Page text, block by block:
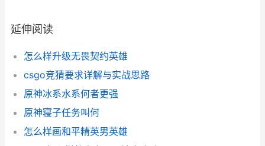
延伸阅读
怎么样升级无畏契约英雄
csgo竞猜要求详解与实战思路
原神冰系水系何者更强
原神寝子任务叫何
怎么样画和平精英男英雄